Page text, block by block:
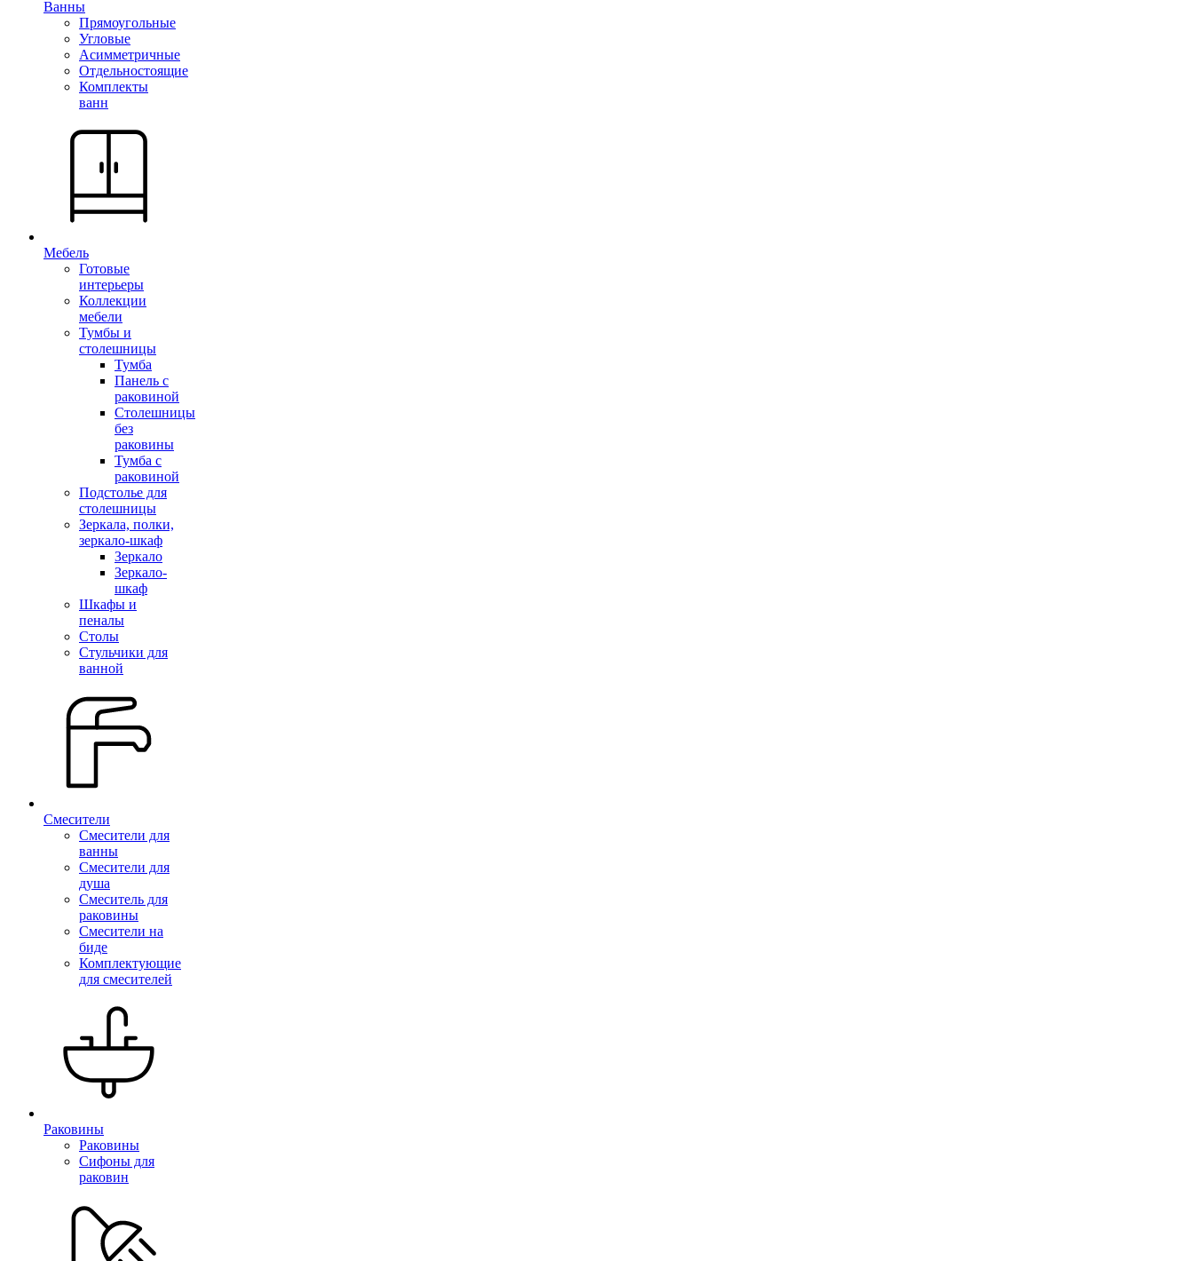
Ванны
Прямоугольные
Угловые
Асимметричные
Отдельностоящие
Комплекты
ванн
Мебель
Готовые
интерьеры
Коллекции
мебели
Тумбы и
столешницы
Тумба
Панель с
раковиной
Столешницы
без
раковины
Тумба с
раковиной
Подстолье для
столешницы
Зеркала, полки,
зеркало-шкаф
Зеркало
Зеркало-
шкаф
Шкафы и
пеналы
Столы
Стульчики для
ванной
Смесители
Смесители для
ванны
Смесители для
душа
Смеситель для
раковины
Смесители на
биде
Комплектующие
для смесителей
Раковины
Раковины
Сифоны для
раковин